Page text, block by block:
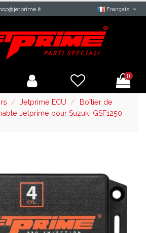
Français
0
Jetprime ECU
Boîtier de
Jetprime pour Suzuki GSF1250